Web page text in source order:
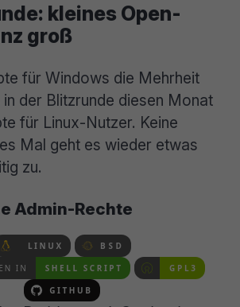
kleines Open-
groß
für Windows die Mehrheit
der Blitzrunde diesen Monat
für Linux-Nutzer. Keine
Mal geht es wieder etwas
zu.
Admin-Rechte